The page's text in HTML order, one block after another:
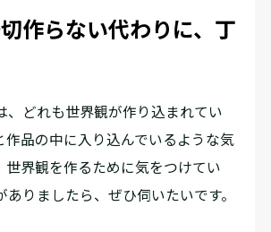
作らない代わりに、丁
は、どれも世界観が作り込まれてい
作品の中に入り込んでいるような気
世界観を作るために気をつけてい
ありましたら、ぜひ伺いたいです。